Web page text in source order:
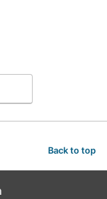
Back to top